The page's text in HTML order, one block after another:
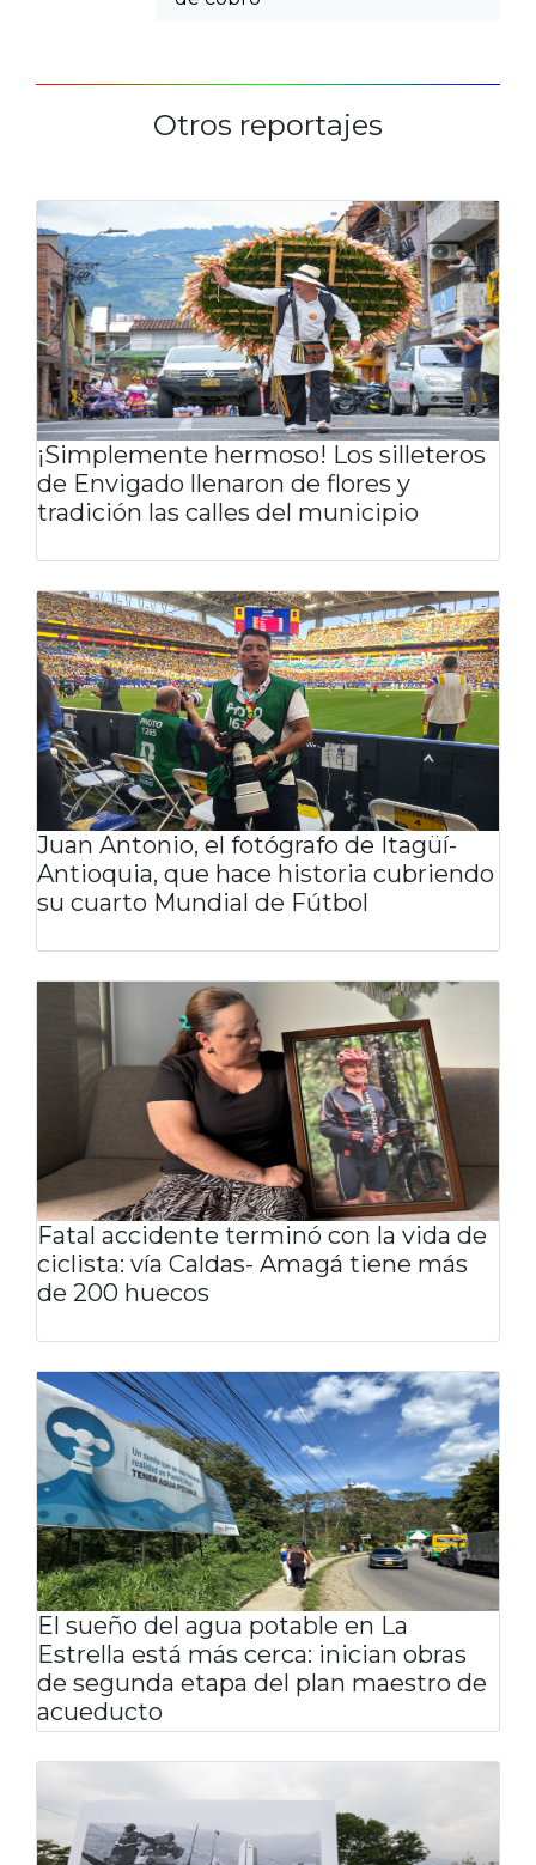
Otros reportajes
¡Simplemente hermoso! Los silleteros
de Envigado llenaron de flores y
tradición las calles del municipio
Juan Antonio, el fotógrafo de Itagüí-
Antioquia, que hace historia cubriendo
su cuarto Mundial de Fútbol
Fatal accidente terminó con la vida de
ciclista: vía Caldas- Amagá tiene más
de 200 huecos
El sueño del agua potable en La
Estrella está más cerca: inician obras
de segunda etapa del plan maestro de
acueducto